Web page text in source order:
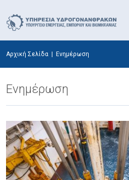
Αρχική Σελίδα Ενημέρωση
Ενημέρωση